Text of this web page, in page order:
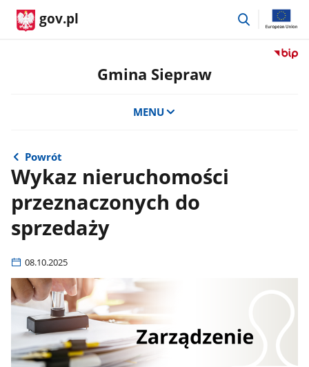
gov.pl
przejdź
Przejdź
Gmina Siepraw
MENU
Powrót
Wykaz nieruchomości
przeznaczonych do
sprzedaży
08.10.2025